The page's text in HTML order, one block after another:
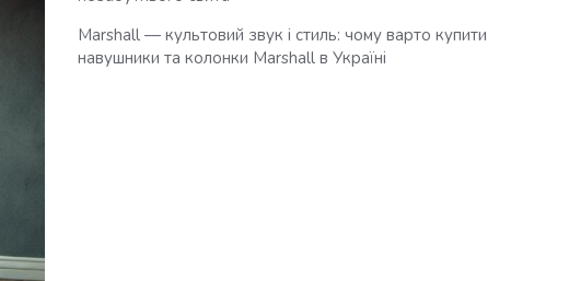
Marshall — культовий звук і стиль: чому варто купити
навушники та колонки Marshall в Україні